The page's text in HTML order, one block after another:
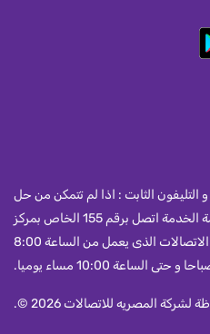
الثابت : اذا لم تتمكن من حل
مشكلة واجهتك مع الشركة مقدمة الخدمة اتصل برقم 155 الخاص بمركز
خدمة العملاء بالجهاز القومى لتنظيم الاتصالات الذى يعمل من الساعة 8:00
و حتى الساعة 10:00 مساء يوميا.
المصريه للاتصالات 2026 ©.